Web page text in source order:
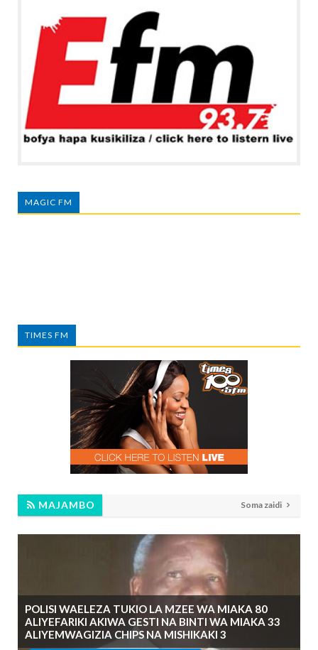
MAGIC FM
TIMES FM
MAJAMBO Soma zaidi
POLISI WAELEZA TUKIO LA MZEE WA MIAKA 80
ALIYEFARIKI AKIWA GESTI NA BINTI WA MIAKA 33
ALIYEMWAGIZIA CHIPS NA MISHIKAKI 3